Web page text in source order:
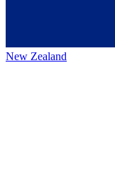
New Zealand